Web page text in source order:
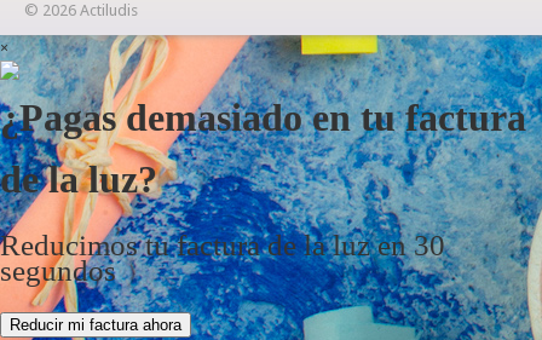
© 2026 Actiludis
×
¿Pagas demasiado en tu factura
de la luz?
Reducimos tu factura de la luz en 30
segundos
Reducir mi factura ahora